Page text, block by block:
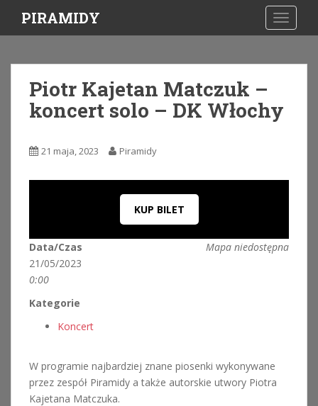
i
PIRAMIDY
Piotr Kajetan Matczuk –
koncert solo – DK Włochy
21 maja, 2023 Piramidy
KUP BILET
Mapa niedostępna
Data/Czas
21/05/2023
0:00
Kategorie
Koncert
W programie najbardziej znane piosenki wykonywane
przez zespół Piramidy a także autorskie utwory Piotra
Kajetana Matczuka.